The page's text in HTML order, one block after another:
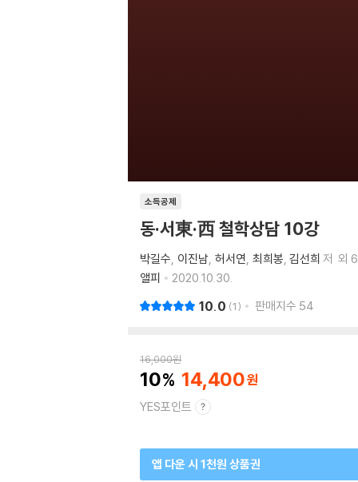
소득공제
동·서東·西 철학상담 10강
박길수 이진남 허서연 최희봉 김선희 저 외
앨피
2020.10.30.
10.0 1 판매지수 54
16,000원
10 14,400
YES포인트
앱 다운 시 1천원 상품권